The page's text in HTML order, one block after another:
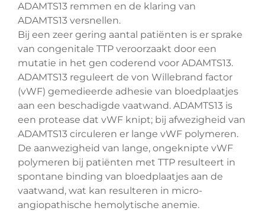
ADAMTS13 remmen en de klaring van
ADAMTS13 versnellen.
Bij een zeer gering aantal patiënten is er sprake
van congenitale TTP veroorzaakt door een
mutatie in het gen coderend voor ADAMTS13.
ADAMTS13 reguleert de von Willebrand factor
(vWF) gemedieerde adhesie van bloedplaatjes
aan een beschadigde vaatwand. ADAMTS13 is
een protease dat vWF knipt; bij afwezigheid van
ADAMTS13 circuleren er lange vWF polymeren.
De aanwezigheid van lange, ongeknipte vWF
polymeren bij patiënten met TTP resulteert in
spontane binding van bloedplaatjes aan de
vaatwand, wat kan resulteren in micro-
angiopathische hemolytische anemie.